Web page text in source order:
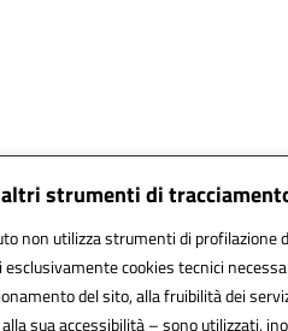
altri strumenti di
non utilizza strumenti di profilazione
cookies tecnici
del sito, alla fruibilità dei
sua accessibilità – sono utilizzati,